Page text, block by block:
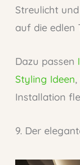
Streulicht
auf die edlen
Dazu passen
Styling Ideen
Installation
9. Der